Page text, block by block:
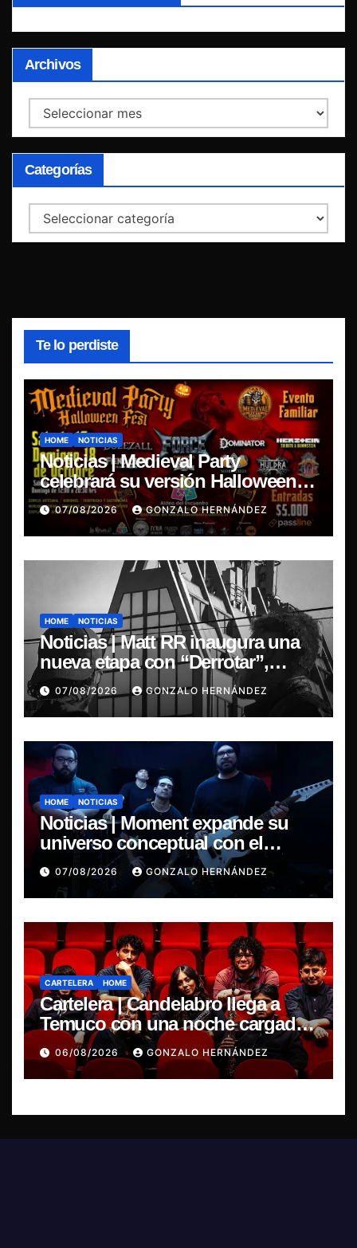
Archivos
Archivos
Categorías
Categorías
Te lo perdiste
HOME NOTICIAS
Noticias | Medieval Party
celebrará su versión Halloween
Fest en Aldea del Encuentro
07/08/2026 GONZALO HERNÁNDEZ
HOME NOTICIAS
Noticias | Matt RR inaugura una
nueva etapa con “Derrotar”,
primer adelanto de su EP
Resonancia de Umbral
07/08/2026 GONZALO HERNÁNDEZ
HOME NOTICIAS
Noticias | Moment expande su
universo conceptual con el
estreno de “Poisoned Reality”
07/08/2026 GONZALO HERNÁNDEZ
CARTELERA HOME
Cartelera | Candelabro llega a
Temuco con una noche cargada
de indie
06/08/2026 GONZALO HERNÁNDEZ